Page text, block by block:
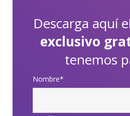
Descarga aquí
exclusivo
tenemos
Nombre*